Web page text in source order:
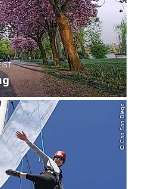
© Cap San Diego